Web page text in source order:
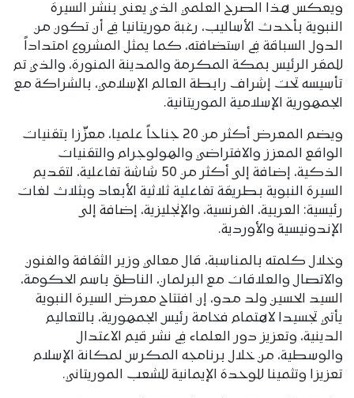
ويعكس هذا الصرح العلمي الذي يعنى بنشر السيرة
النبوية بأحدث الأساليب، رغبة موريتانيا في أن تكون من
الدول السباقة في استضافته، كما يمثل المشروع امتداداً
للمقر الرئيس بمكة المكرمة والمدينة المنورة، والذي تم
تأسيسه تحت إشراف رابطة العالم الإسلامي، بالشراكة مع
الجمهورية الإسلامية الموريتانية.
ويضم المعرض أكثر من 20 جناحاً علميا، معزّزا بتقنيات
الواقع المعزز والافتراضي والهولوجرام والتقنيات
الذكية، إضافة إلى أكثر من 50 شاشة تفاعلية، لتقديم
السيرة النبوية بطريقة تفاعلية ثلاثية الأبعاد وبثلاث لغات
رئيسية: العربية، الفرنسية، والإنجليزية، إضافة إلى
الإندونيسية والأوردية.
وخلال كلمته بالمناسبة، قال معالي وزير الثقافة والفنون
والاتصال والعلاقات مع البرلمان، الناطق باسم الحكومة،
السيد الحسين ولد مدو، إن افتتاح معرض السيرة النبوية
يأتي تجسيدا لاهتمام فخامة رئيس الجمهورية، بالتعاليم
الدينية، وتعزيز دور العلماء في نشر قيم الاعتدال
والوسطية، من خلال برنامجه المكرس لمكانة الإسلام
تعزيزا وتثمينا للوحدة الإيمانية للشعب الموريتاني.